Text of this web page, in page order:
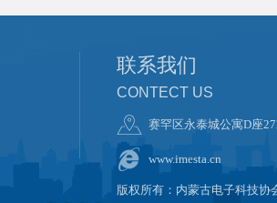
联系我们
CONTECT US
赛罕区永泰城公寓D座
www.imesta.cn
版权所有：内蒙古电子科技